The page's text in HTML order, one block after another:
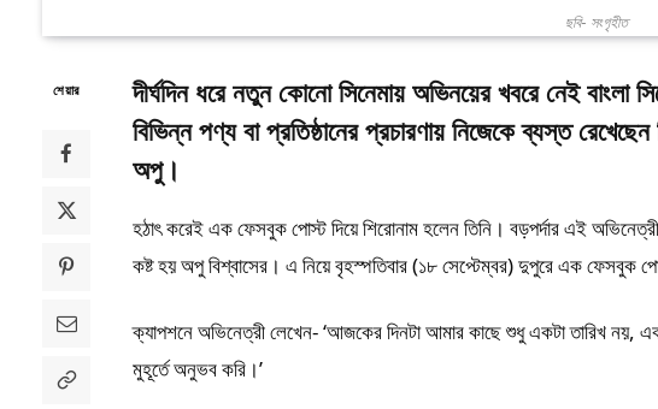
ছবি- সংগৃহীত
শেয়ার
দীর্ঘদিন ধরে নতুন কোনো সিনেমায় অভিনয়ের খবরে নেই
বিভিন্ন পণ্য বা প্রতিষ্ঠানের প্রচারণায় নিজেকে ব্যস্ত
অপু।
হঠাৎ করেই এক ফেসবুক পোস্ট দিয়ে শিরোনাম হলেন তিনি। বড়পর্দার এই
কষ্ট হয় অপু বিশ্বাসের। এ নিয়ে বৃহস্পতিবার (১৮ সেপ্টেম্বর) দুপুরে এক ফেসবুক
ক্যাপশনে অভিনেত্রী লেখেন- ‘আজকের দিনটা আমার কাছে শুধু একটা তারিখ নয়,
মুহূর্তে অনুভব করি।’